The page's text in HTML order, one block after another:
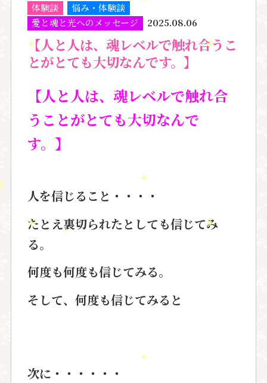
体験談
悩み・体験談
愛と魂と光へのメッセージ
2025.08.06
【人と人は、魂レベルで触れ合うこ
とがとても大切なんです。】
【人と人は、魂レベルで触れ合
うことがとても大切なんで
す。】
人を信じること・・・・
たとえ裏切られたとしても信じてみ
る。
何度も何度も信じてみる。
そして、何度も信じてみると
次に・・・・・・